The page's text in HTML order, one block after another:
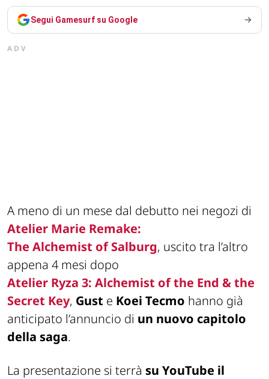
Segui Gamesurf su Google
ADV
A meno di un mese dal debutto nei negozi di
Atelier Marie Remake:
The Alchemist ofSalburg, uscito tra l’altro
appena 4 mesi dopo
Atelier Ryza 3: Alchemist of the End & the
Secret Key, Gust e Koei Tecmo hanno già
anticipato l’annuncio di un nuovo capitolo
della saga.
La presentazione si terrà su YouTube il